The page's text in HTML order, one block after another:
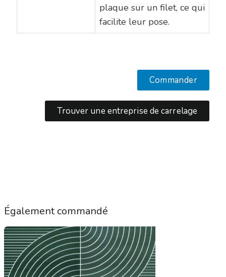
plaque sur un filet, ce qui
facilite leur pose.
Commander
Trouver une entreprise de carrelage
Également commandé